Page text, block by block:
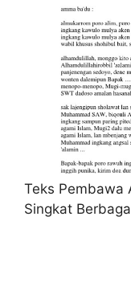
Teks Pembawa
Singkat